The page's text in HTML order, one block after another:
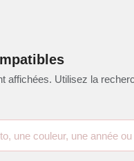
affichées. Utilisez la